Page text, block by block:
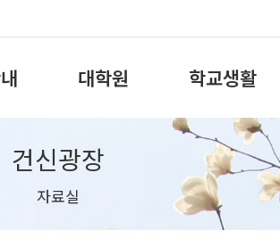
대학원 학교생활
건신광장
자료실